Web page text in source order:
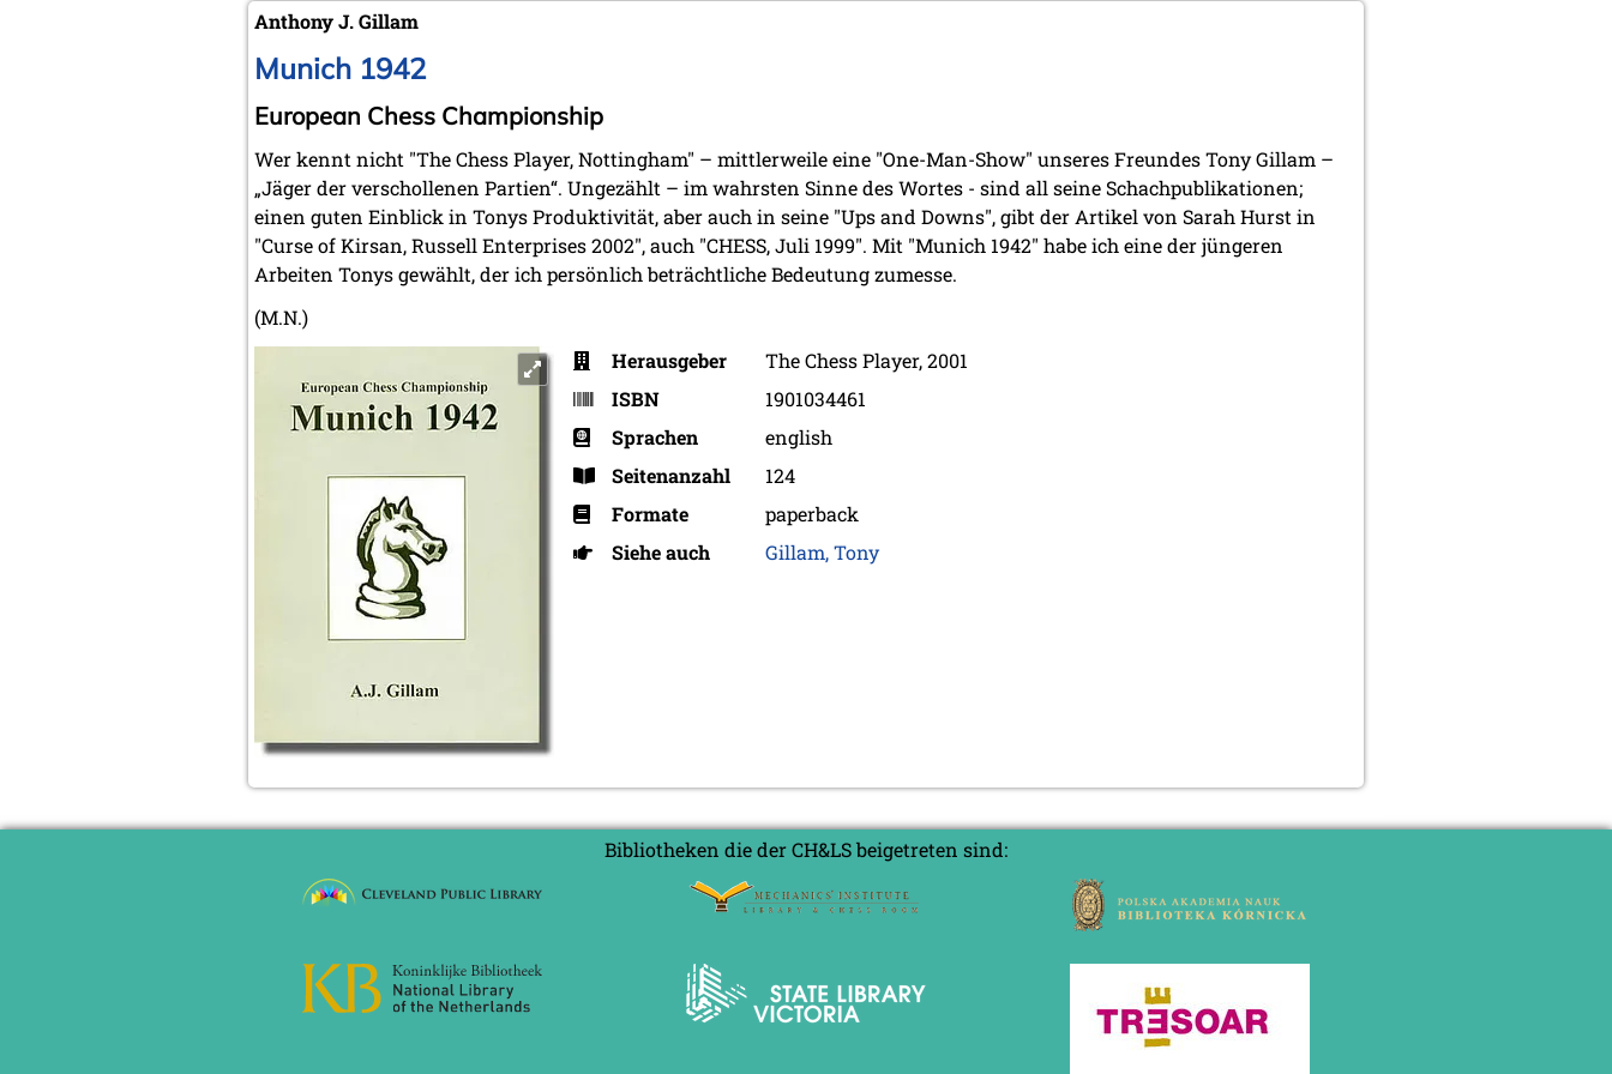
Anthony J. Gillam
Munich 1942
European Chess Championship
Wer kennt nicht "The Chess Player, Nottingham" – mittlerweile eine "One-Man-Show" unseres Freundes Tony Gillam –
„Jäger der verschollenen Partien“. Ungezählt – im wahrsten Sinne des Wortes - sind all seine Schachpublikationen;
einen guten Einblick in Tonys Produktivität, aber auch in seine "Ups and Downs", gibt der Artikel von Sarah Hurst in
"Curse of Kirsan, Russell Enterprises 2002", auch "CHESS, Juli 1999". Mit "Munich 1942" habe ich eine der jüngeren
Arbeiten Tonys gewählt, der ich persönlich beträchtliche Bedeutung zumesse.
(M.N.)
Herausgeber
The Chess Player, 2001
ISBN
1901034461
Sprachen
english
Seitenanzahl
124
Formate
paperback
Siehe auch
Gillam, Tony
Bibliotheken die der CH&LS beigetreten sind: